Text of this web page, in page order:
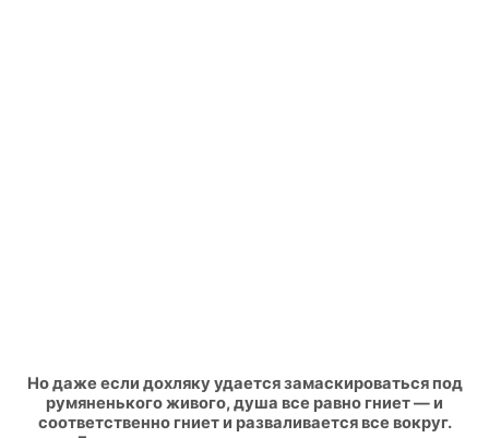
Но даже если дохляку удается замаскироваться под
румяненького живого, душа все равно гниет — и
соответственно гниет и разваливается все вокруг.